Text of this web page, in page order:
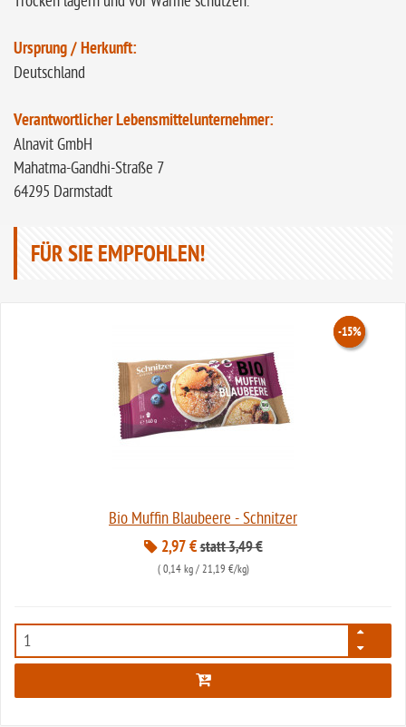
Ursprung / Herkunft:
Deutschland
Verantwortlicher Lebensmittelunternehmer:
Alnavit GmbH
Mahatma-Gandhi-Straße 7
64295 Darmstadt
FÜR SIE EMPFOHLEN!
Bio Muffin Blaubeere - Schnitzer
2,97 €
-15%
statt 3,49 €
( 0,14 kg/ 21,19 €/kg)
307
-15%